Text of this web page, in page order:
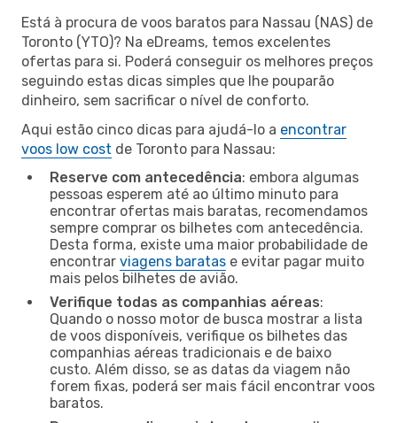
Está à procura de voos baratos para Nassau (NAS) de
Toronto (YTO)? Na eDreams, temos excelentes
ofertas para si. Poderá conseguir os melhores preços
seguindo estas dicas simples que lhe pouparão
dinheiro, sem sacrificar o nível de conforto.
Aqui estão cinco dicas para ajudá-lo a encontrar
voos low cost de Toronto para Nassau:
Reserve com antecedência: embora algumas
pessoas esperem até ao último minuto para
encontrar ofertas mais baratas, recomendamos
sempre comprar os bilhetes com antecedência.
Desta forma, existe uma maior probabilidade de
encontrar viagens baratas e evitar pagar muito
mais pelos bilhetes de avião.
Verifique todas as companhias aéreas:
Quando o nosso motor de busca mostrar a lista
de voos disponíveis, verifique os bilhetes das
companhias aéreas tradicionais e de baixo
custo. Além disso, se as datas da viagem não
forem fixas, poderá ser mais fácil encontrar voos
baratos.